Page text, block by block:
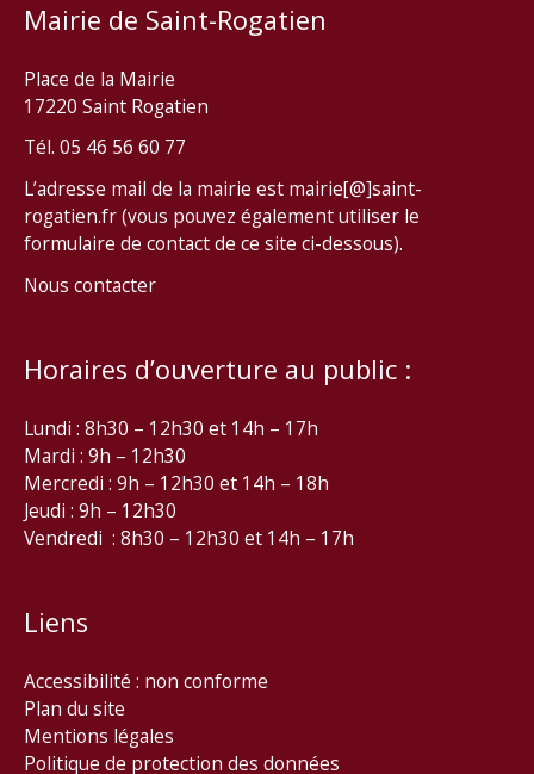
Mairie de Saint-Rogatien
Place de la Mairie
17220 Saint Rogatien
Tél. 05 46 56 60 77
L’adresse mail de la mairie est mairie[@]saint-
rogatien.fr (vous pouvez également utiliser le
formulaire de contact de ce site ci-dessous).
Nous contacter
Horaires d’ouverture au public :
Lundi : 8h30 – 12h30 et 14h – 17h
Mardi : 9h – 12h30
Mercredi : 9h – 12h30 et 14h – 18h
Jeudi : 9h – 12h30
Vendredi : 8h30 – 12h30 et 14h – 17h
Liens
Accessibilité : non conforme
Plan du site
Mentions légales
Politique de protection des données